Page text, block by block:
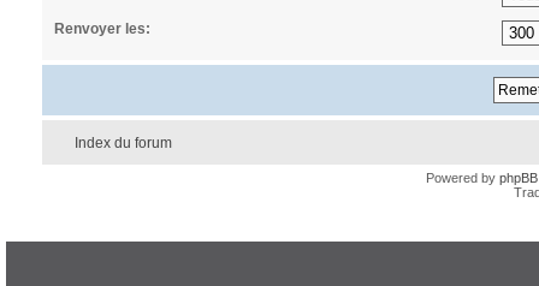
Renvoyer les:
Index du forum
Powered by phpBB